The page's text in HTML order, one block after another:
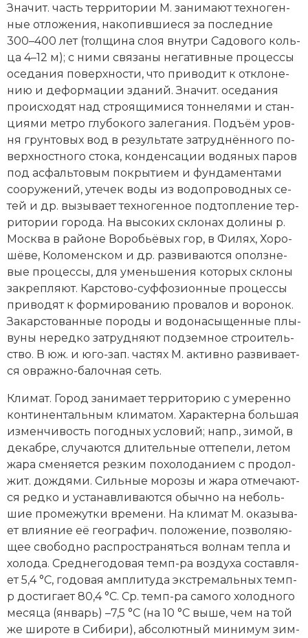
Значит. часть тер­ри­то­рии М. за­ни­ма­ют тех­но­ген­
ные от­ло­же­ния, на­ко­пив­шие­ся за по­след­ние
300–400 лет (тол­щи­на слоя внут­ри Са­до­во­го коль­
ца 4–12 м); с ни­ми свя­за­ны не­га­тив­ные про­цес­сы
осе­да­ния по­верх­но­сти, что при­во­дит к от­кло­не­
нию и де­фор­ма­ции зда­ний. Зна­чит. осе­да­ния
про­ис­хо­дят над строя­щи­ми­ся тон­не­ля­ми и стан­
ция­ми мет­ро глу­бо­ко­го за­ле­га­ния. Подъ­ём уров­
ня грун­то­вых вод в ре­зуль­та­те за­труд­нён­но­го по­
верх­но­ст­но­го сто­ка, кон­ден­са­ции во­дя­ных па­ров
под ас­фаль­то­вым по­кры­ти­ем и фун­да­мен­та­ми
со­ору­же­ний, уте­чек во­ды из во­до­про­вод­ных се­
тей и др. вы­зы­ва­ет тех­но­ген­ное под­то­п­ле­ние тер­
ри­то­рии го­ро­да. На вы­со­ких скло­нах до­ли­ны р.
Мо­ск­ва в рай­оне Во­робь­ё­вых гор, в Фи­лях, Хо­ро­
шё­ве, Ко­ло­мен­ском и др. раз­ви­ва­ют­ся ополз­не­
вые про­цес­сы, для умень­ше­ния ко­то­рых скло­ны
за­кре­п­ля­ют. Кар­сто­во-суф­фо­зи­он­ные про­цес­сы
при­во­дят к фор­ми­ро­ва­нию про­ва­лов и во­ро­нок.
За­кар­сто­ван­ные по­ро­ды и во­до­на­сы­щен­ные плы­
ву­ны не­ред­ко за­труд­ня­ют под­зем­ное строи­тель­
ст­во. В юж. и юго-зап. час­тях М. ак­тив­но раз­ви­ва­ет­
ся ов­раж­но-ба­лоч­ная сеть.
Кли­мат. Го­род за­ни­ма­ет тер­ри­то­рию с уме­рен­но
кон­ти­нен­таль­ным кли­ма­том. Ха­рак­тер­на боль­шая
из­мен­чи­вость по­год­ных ус­ло­вий; напр., зи­мой, в
де­каб­ре, слу­ча­ют­ся дли­тель­ные от­те­пе­ли, ле­том
жа­ра сме­ня­ет­ся рез­ким по­хо­ло­да­ни­ем с про­дол­
жит. до­ж­дя­ми. Силь­ные мо­ро­зы и жа­ра от­ме­ча­ют­
ся ред­ко и ус­та­нав­ли­ва­ют­ся обыч­но на не­боль­
шие про­ме­жут­ки вре­ме­ни. На кли­мат М. ока­зы­ва­
ет влия­ние её гео­гра­фич. по­ло­же­ние, по­зво­ляю­
щее сво­бод­но рас­про­стра­нять­ся вол­нам те­п­ла и
хо­ло­да. Сред­не­го­до­вая темп-ра воз­ду­ха со­став­ля­
ет 5,4 °C, го­до­вая ам­пли­ту­да экс­тре­маль­ных темп-
р дос­ти­га­ет 80,4 °C. Ср. темп-ра са­мо­го хо­лод­но­го
ме­ся­ца (ян­варь) –7,5 °C (на 10 °C вы­ше, чем на той
же ши­ро­те в Си­би­ри), аб­со­лют­ный ми­ни­мум зим­